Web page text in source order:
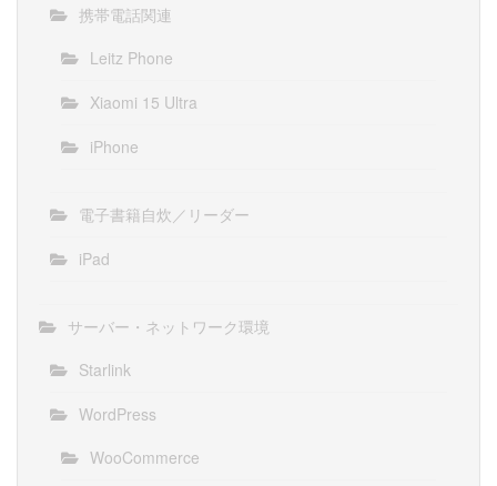
携帯電話関連
Leitz Phone
Xiaomi 15 Ultra
iPhone
電子書籍自炊／リーダー
iPad
サーバー・ネットワーク環境
Starlink
WordPress
WooCommerce